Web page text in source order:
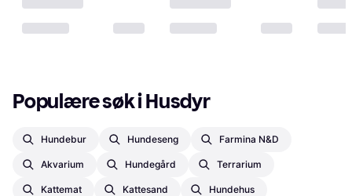
Populære søk i Husdyr
Hundebur Hundeseng Farmina N&d
Akvarium Hundegård Terrarium
Kattemat Kattesand Hundehus